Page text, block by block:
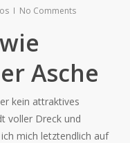
No Comments
Asche
kein attraktives
voller Dreck und
mich letztendlich auf